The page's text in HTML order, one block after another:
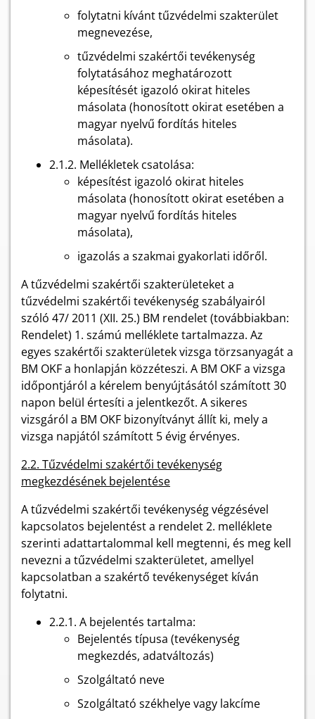
folytatni kívánt tűzvédelmi szakterület
megnevezése,
tűzvédelmi szakértői tevékenység
folytatásához meghatározott
képesítését igazoló okirat hiteles
másolata (honosított okirat esetében a
magyar nyelvű fordítás hiteles
másolata).
2.1.2. Mellékletek csatolása:
képesítést igazoló okirat hiteles
másolata (honosított okirat esetében a
magyar nyelvű fordítás hiteles
másolata),
igazolás a szakmai gyakorlati időről.
A tűzvédelmi szakértői szakterületeket a
tűzvédelmi szakértői tevékenység szabályairól
szóló 47/ 2011 (XII. 25.) BM rendelet (továbbiakban:
Rendelet) 1. számú melléklete tartalmazza. Az
egyes szakértői szakterületek vizsga törzsanyagát a
BM OKF a honlapján közzéteszi. A BM OKF a vizsga
időpontjáról a kérelem benyújtásától számított 30
napon belül értesíti a jelentkezőt. A sikeres
vizsgáról a BM OKF bizonyítványt állít ki, mely a
vizsga napjától számított 5 évig érvényes.
2.2. Tűzvédelmi szakértői tevékenység
megkezdésének bejelentése
A tűzvédelmi szakértői tevékenység végzésével
kapcsolatos bejelentést a rendelet 2. melléklete
szerinti adattartalommal kell megtenni, és meg kell
nevezni a tűzvédelmi szakterületet, amellyel
kapcsolatban a szakértő tevékenységet kíván
folytatni.
2.2.1. A bejelentés tartalma:
Bejelentés típusa (tevékenység
megkezdés, adatváltozás)
Szolgáltató neve
Szolgáltató székhelye vagy lakcíme